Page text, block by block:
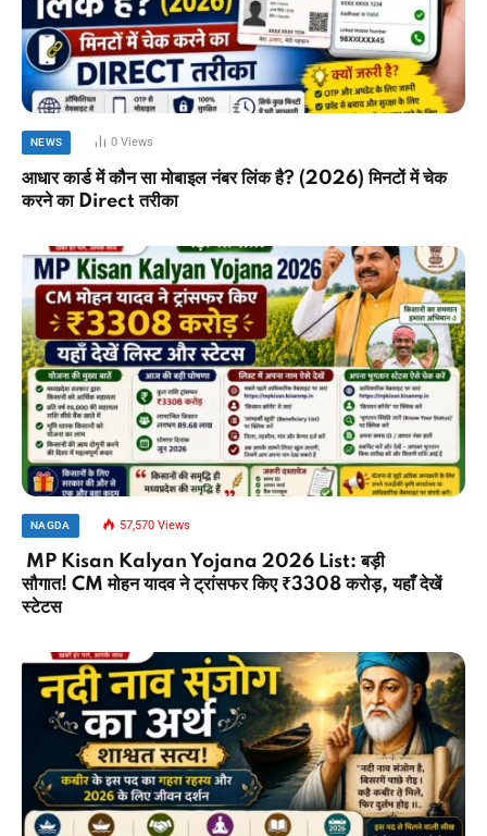
NEWS 0Views
आधार कार्ड में कौन सा मोबाइल नंबर लिंक है? (2026) मिनटों में चेक
करने का Direct तरीका
NAGDA 57,570 Views
MP Kisan Kalyan Yojana 2026 List: बड़ी
सौगात! CM मोहन यादव ने ट्रांसफर किए ₹3308 करोड़, यहाँ देखें
स्टेटस